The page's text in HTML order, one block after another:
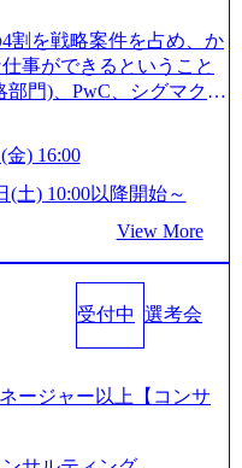
割を戦略案件を占め、か
事ができるということ
門)、PwC、シグマクシ
伸ばす新興ファーム。
プロダクト、地方創
、福岡や北海道在中者
ケアな業界は広げてい
社にはない制度 ワンプ
限られておりますので、
可能性がございます ※
ではなく通常選考での
(1次・最終を一度の面
金) 16:00
(土) 10:00以降開始～
View More
受付中 選考会
ージャー以上【コンサ